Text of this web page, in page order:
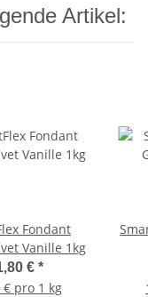
Artikel:
Fondant
Vanille 1kg
€ *
€ pro 1 kg